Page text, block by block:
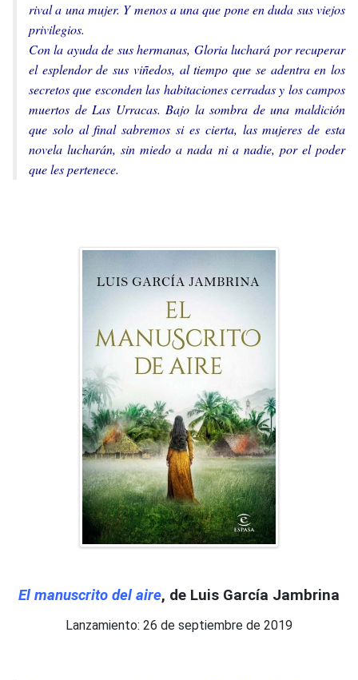
rival a una mujer. Y menos a una que pone en duda sus viejos
privilegios.
Con la ayuda de sus hermanas, Gloria luchará por recuperar
el esplendor de sus viñedos, al tiempo que se adentra en los
secretos que esconden las habitaciones cerradas y los campos
muertos de Las Urracas. Bajo la sombra de una maldición
que solo al final sabremos si es cierta, las mujeres de esta
novela lucharán, sin miedo a nada ni a nadie, por el poder
que les pertenece.
El manuscrito del aire, de Luis García Jambrina
Lanzamiento: 26 de septiembre de 2019